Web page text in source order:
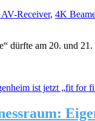
Receiver, 4K
dürfte am 20. und